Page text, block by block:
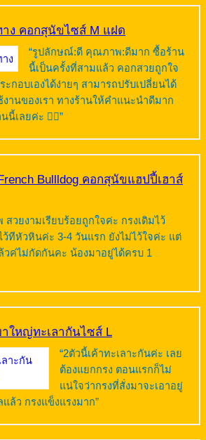
ง คอกสุนัขไซส์ M แฝด
“รูปลักษณ์:ดี คุณภาพ:ดีมาก ซื้อร้าน
นี้เป็นครั้งที่สามแล้ว คอกสวยถูกใจ
กอบเองได้ง่ายๆ สามารถปรับเปลี่ยนได้
านของเรา ทางร้านให้คำแนะนำดีมาก
เลยค่ะ 👍🏻”
Bullldog คอกสุนัขแฮปปี้เฮาส์
วยงามเรียบร้อยถูกใจค่ะ กรงเดิมไว้
ทีหัวหินค่ะ 3-4 วันแรก ยังไม่ไว้ใจค่ะ แต่
วค่ไม่กัดกันคะ น้องมาอยู่ได้ครบ 1
ใหญ่ทะเลากันไซส์ L
“2ตัวนี้เค้าทะเลาะกันค่ะ เลย
ต้องแยกกรง ตอนแรกก็ไม่
แน่ใจว่ากรงที่สั่งมาจะเอาอยู่
ล้ว กรงแข็งแรงมาก”